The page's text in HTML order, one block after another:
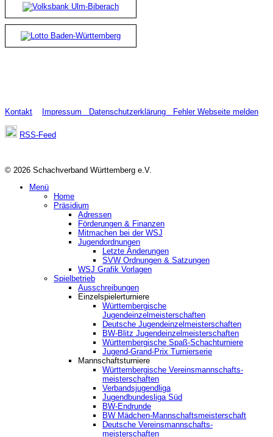
Kontakt Impressum Datenschutzerklärung Fehler Webseite melden
RSS-Feed
© 2026 Schachverband Württemberg e.V.
Menü
Home
Präsidium
Adressen
Förderungen & Finanzen
Mitmachen bei der WSJ
Jugendordnungen
Letzte Änderungen
SVW Ordnungen & Satzungen
WSJ Grafik Vorlagen
Spielbetrieb
Ausschreibungen
Einzelspielerturniere
Württembergische
Jugendeinzelmeisterschaften
Deutsche Jugendeinzelmeisterschaften
BW-Blitz Jugendeinzelmeisterschaften
Württembergische Spaß-Schachturniere
Jugend-Grand-Prix Turnierserie
Mannschaftsturniere
Württembergische Vereinsmannschafts-
meisterschaften
Verbandsjugendliga
Jugendbundesliga Süd
BW-Endrunde
BW Mädchen-Mannschaftsmeisterschaft
Deutsche Vereinsmannschafts-
meisterschaften